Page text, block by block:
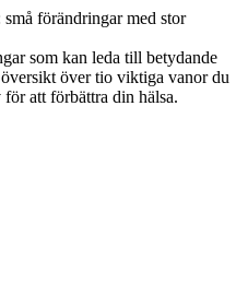
förändringar med stor
som kan leda till betydande
över tio viktiga vanor du
att förbättra din hälsa.